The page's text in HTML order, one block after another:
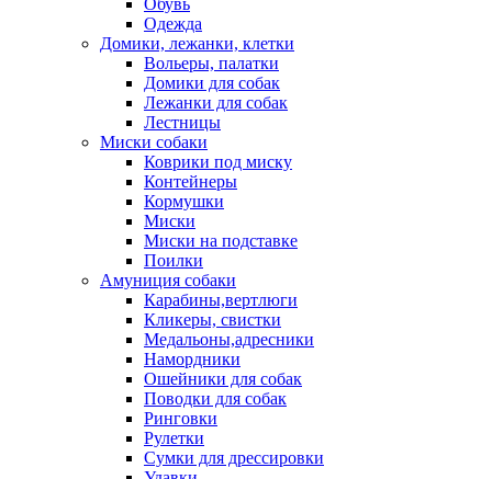
Обувь
Одежда
Домики, лежанки, клетки
Вольеры, палатки
Домики для собак
Лежанки для собак
Лестницы
Миски собаки
Коврики под миску
Контейнеры
Кормушки
Миски
Миски на подставке
Поилки
Амуниция собаки
Карабины,вертлюги
Кликеры, свистки
Медальоны,адресники
Намордники
Ошейники для собак
Поводки для собак
Ринговки
Рулетки
Сумки для дрессировки